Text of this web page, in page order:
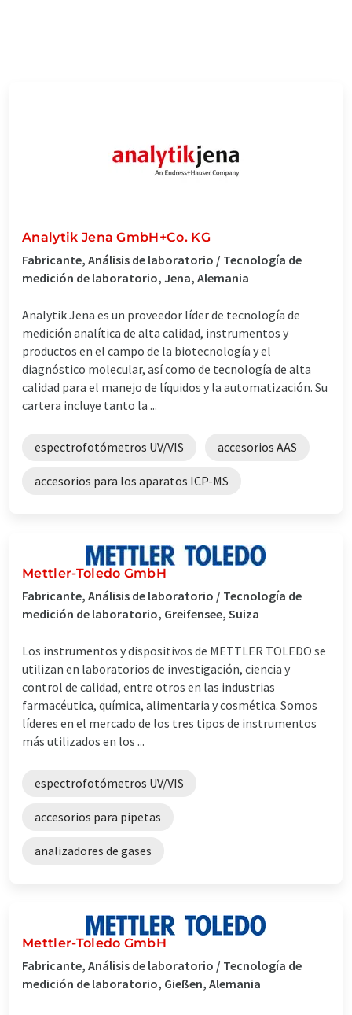
Analytik Jena GmbH+Co. KG
Fabricante, Análisis de laboratorio / Tecnología de
medición de laboratorio, Jena, Alemania
Analytik Jena es un proveedor líder de tecnología de
medición analítica de alta calidad, instrumentos y
productos en el campo de la biotecnología y el
diagnóstico molecular, así como de tecnología de alta
calidad para el manejo de líquidos y la automatización. Su
cartera incluye tanto la ...
espectrofotómetros UV/VIS accesorios AAS
accesorios para los aparatos ICP-MS
Mettler-Toledo GmbH
Fabricante, Análisis de laboratorio / Tecnología de
medición de laboratorio, Greifensee, Suiza
Los instrumentos y dispositivos de METTLER TOLEDO se
utilizan en laboratorios de investigación, ciencia y
control de calidad, entre otros en las industrias
farmacéutica, química, alimentaria y cosmética. Somos
líderes en el mercado de los tres tipos de instrumentos
más utilizados en los ...
espectrofotómetros UV/VIS
accesorios para pipetas
analizadores de gases
Mettler-Toledo GmbH
Fabricante, Análisis de laboratorio / Tecnología de
medición de laboratorio, Gießen, Alemania